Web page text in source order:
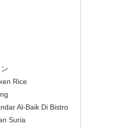
Rice
Al-Baik Di Bistro
Suria